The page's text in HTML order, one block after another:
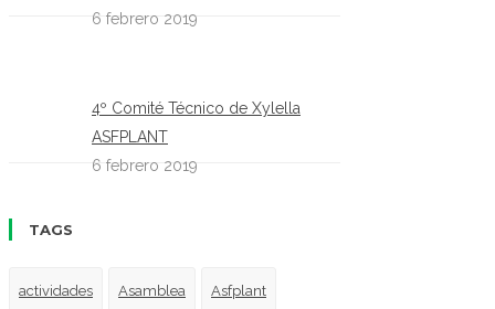
6 febrero 2019
4º Comité Técnico de Xylella
ASFPLANT
6 febrero 2019
TAGS
actividades Asamblea Asfplant